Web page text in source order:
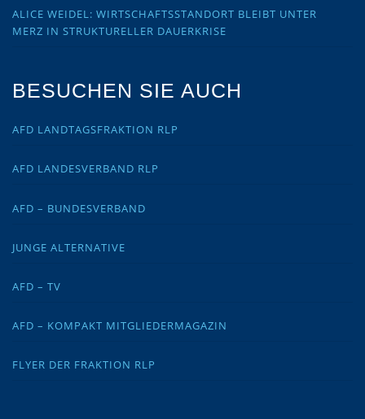
ALICE WEIDEL: WIRTSCHAFTSSTANDORT BLEIBT UNTER
MERZ IN STRUKTURELLER DAUERKRISE
BESUCHEN SIE AUCH
AFD LANDTAGSFRAKTION RLP
AFD LANDESVERBAND RLP
AFD – BUNDESVERBAND
JUNGE ALTERNATIVE
AFD – TV
AFD – KOMPAKT MITGLIEDERMAGAZIN
FLYER DER FRAKTION RLP